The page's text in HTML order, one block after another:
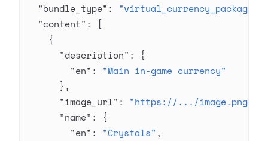
  "bundle_type"
: "virtual_currency_package"
  "content"
: [
    {
      "description"
: {
        "en"
: "Main in-game currency"
      },
      "image_url"
: "https://.../image.png"
      "name"
: {
        "en"
: "Crystals" ,